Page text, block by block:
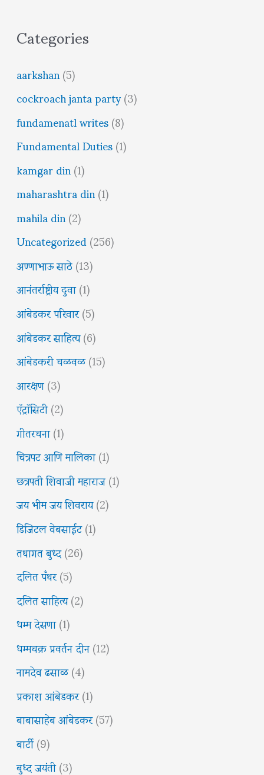
Categories
aarkshan(5)
cockroach janta party(3)
fundamenatl writes(8)
Fundamental Duties(1)
kamgar din(1)
maharashtra din(1)
mahila din(2)
Uncategorized(256)
अण्णाभाऊ साठे(13)
आनंतर्राष्ट्रीय दुवा(1)
आंबेडकर परिवार(5)
आंबेडकर साहित्य(6)
आंबेडकरी चळवळ(15)
आरक्षण(3)
ऍट्रॉसिटी(2)
गीतरचना(1)
चित्रपट आणि मालिका(1)
छत्रपती शिवाजी महाराज(1)
जय भीम जय शिवराय(2)
डिजिटल वेबसाईट(1)
तथागत बुध्द(26)
दलित पँथर(5)
दलित साहित्य(2)
धम्म देसणा(1)
धम्मचक्र प्रवर्तन दीन(12)
नामदेव ढसाळ(4)
प्रकाश आंबेडकर(1)
बाबासाहेब आंबेडकर(57)
बार्टी(9)
बुध्द जयंती(3)